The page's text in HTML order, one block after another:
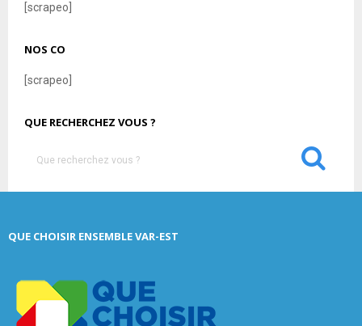
[scrapeo]
NOS CO
[scrapeo]
QUE RECHERCHEZ VOUS ?
h
S
QUE CHOISIR ENSEMBLE VAR-EST